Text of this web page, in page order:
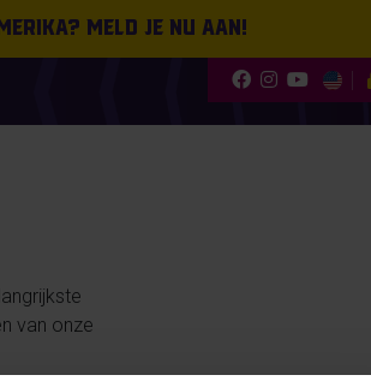
Meld je nu aan!
van onze